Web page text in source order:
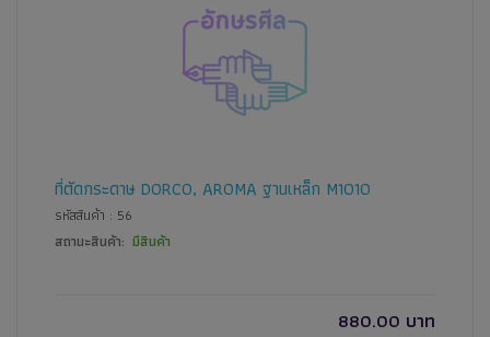
ที่ตัดกระดาษ DORCO, AROMA ฐานเหล็ก M1010
รหัสสินค้า : 56
สถานะสินค้า: มีสินค้า
880.00 บาท